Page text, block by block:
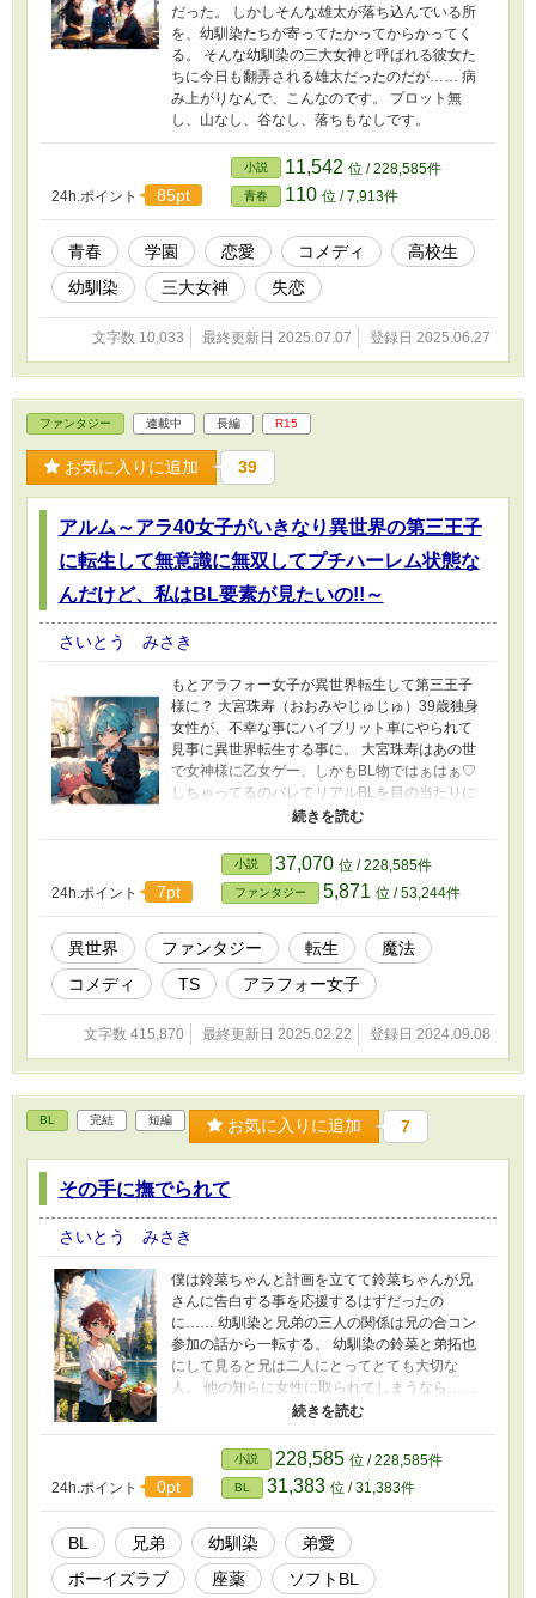
だった。 しかしそんな雄太が落ち込んでいる所
を、幼馴染たちが寄ってたかってからかってく
る。 そんな幼馴染の三大女神と呼ばれる彼女た
ちに今日も翻弄される雄太だったのだが…… 病
み上がりなんで、こんなのです。 プロット無
し、山なし、谷なし、落ちもなしです。
24h.ポイント 85pt
小説 11,542 位 / 228,585件
青春 110 位 / 7,913件
青春 学園 恋愛 コメディ
高校生
幼馴染
三大女神 失恋
文字数 10,033 最終更新日 2025.07.07 登録日 2025.06.27
ファンタジー 連載中 長編 R15
お気に入りに追加 39
アルム～アラ40女子がいきなり異世界の第三王子
に転生して無意識に無双してプチハーレム状態な
んだけど、私はBL要素が見たいの!!～
さいとう みさき
もとアラフォー女子が異世界転生して第三王子
様に？ 大宮珠寿（おおみやじゅじゅ）39歳独身
女性が、不幸な事にハイブリット車にやられて
見事に異世界転生する事に。 大宮珠寿はあの世
で女神様に乙女ゲー、しかもBL物ではぁはぁ♡
しちゃってるのバレてリアルBLを目の当たりに
できる王宮へと転生を進められる。 リアルはち
うそこに興味を引かれ、美少女に転生を夢見る
も、転生したのは第三王子だった!? リアルBLや
女性陣ハーレムに自分が巻き込まれつつも、い
ろんな誤解と偶然で彼女の周りは大賑わい。 そ
んなアムルエイド＝エルグ・ミオ・ド・イザン
カは今日も我が道を行きます。 ＊本作、結構い
い加減な所があるコメディーテイストですので
の描写が多い場合がありますが、ストーリーの
展開上仕方ない表現ですのでご理解、ご了承い
ただけますようお願い致します。 ＊本作、エル
ハイミシリーズの一つとなりますが、他の作品
を読まずとも独立で楽しめるようにしておりま
す。この世界観をお楽しみになられたい場合
は、私の処女作「エルハイミ‐おっさんが異世界
転生して美少女に!?‐」を合わせてお読みいただ
くとより一層お楽しみいただけると思いますの
で、お暇あればご一緒にどうぞ！ ＊私、誤字脱
字の常習犯です。ご指摘ご指導いただけると大
24h.ポイント 7pt
小説 37,070 位 / 228,585件
ファンタジー 5,871 位 / 53,244件
異世界 ファンタジー 転生
魔法
コメディ
TS アラフォー女子
文字数 415,870 最終更新日 2025.02.22 登録日 2024.09.08
BL 完結 短編 お気に入りに追加 7
その手に撫でられて
さいとう みさき
僕は鈴菜ちゃんと計画を立てて鈴菜ちゃんが兄
さんに告白する事を応援するはずだったの
に…… 幼馴染と兄弟の三人の関係は兄の合コン
参加の話から一転する。 幼馴染の鈴菜と弟拓也
にして見ると兄は二人にとってとても大切な
人。 他の知らに女性に取られてしまうなら……
そう思い拓也は鈴菜に協力するはずだったの
「精神的ソフトなBLよっ！」だそうです。 「み
さきR」には全くと言って良いほど理解できませ
ん。 と言うか、こう言うので本当にいいのか？
24h.ポイント 0pt
小説 228,585 位 / 228,585件
BL 31,383 位 / 31,383件
BL 兄弟 幼馴染
弟愛
ボーイズラブ
座薬 ソフトBL